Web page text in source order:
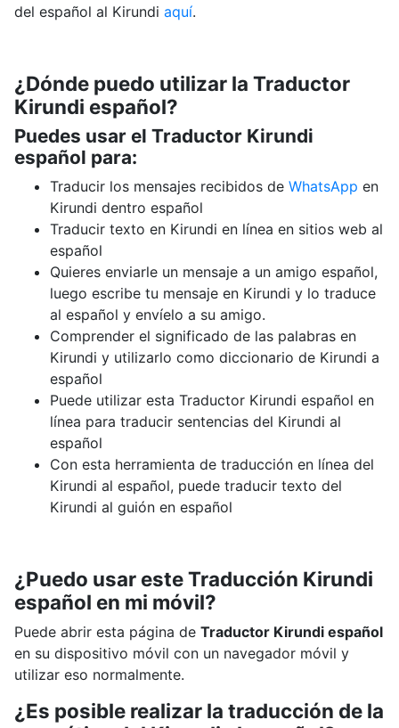
del español al Kirundi aquí.
¿Dónde puedo utilizar la Traductor
Kirundi español?
Puedes usar el Traductor Kirundi
español para:
Traducir los mensajes recibidos de WhatsApp en
Kirundi dentro español
Traducir texto en Kirundi en línea en sitios web al
español
Quieres enviarle un mensaje a un amigo español,
luego escribe tu mensaje en Kirundi y lo traduce
al español y envíelo a su amigo.
Comprender el significado de las palabras en
Kirundi y utilizarlo como diccionario de Kirundi a
español
Puede utilizar esta Traductor Kirundi español en
línea para traducir sentencias del Kirundi al
español
Con esta herramienta de traducción en línea del
Kirundi al español, puede traducir texto del
Kirundi al guión en español
¿Puedo usar este Traducción Kirundi
español en mi móvil?
Puede abrir esta página de Traductor Kirundi español
en su dispositivo móvil con un navegador móvil y
utilizar eso normalmente.
¿Es posible realizar la traducción de la